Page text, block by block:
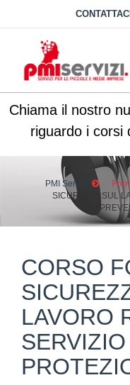
Chiama il nostro
riguardo i corsi
PMI Servizi
SICUREZZA SUL
CORSO
LAVORO